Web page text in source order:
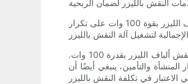
علاوة على ذلك ، يعد استهلاك الطاقة متغيرًا تشغيليًا آخر يمكن أن يؤثر على التكاليف المستمرة لنقش الليزر. تعتمد كمية الطاقة المطلوبة لتشغيل ماكينة نقش ألياف الليزر بقوة 100 وات على تكرار
بالإضافة إلى هذه المتغيرات التشغيلية، يجب أخذ عوامل أخرى مثل تكاليف العمالة والامتثال التنظيمي والنفقات العامة في الاعتبار عند تحديد التكلفة الإجمالية لآلة نقش ألياف الليزر بقدرة 100 وات.
والتأمين، ينبغي أيضًا أن